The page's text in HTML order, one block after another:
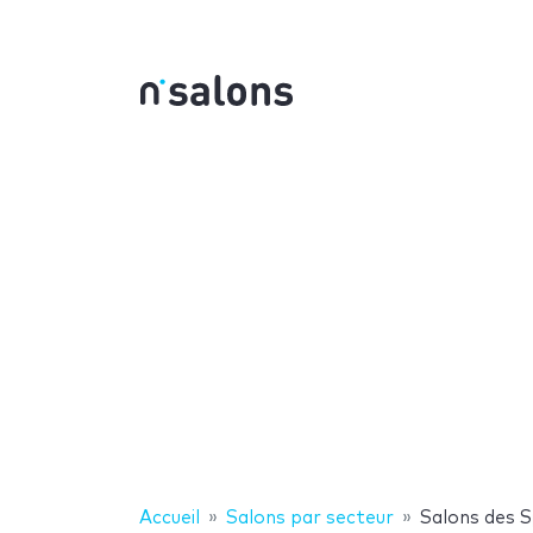
Accueil Salons par secteur Salons des